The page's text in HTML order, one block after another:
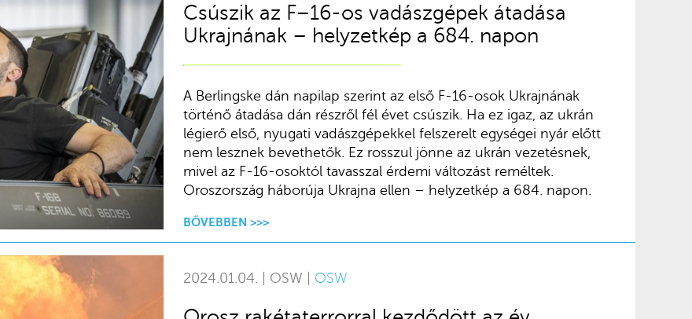
Csúszik az F–16-os vadászgépek átadása
Ukrajnának – helyzetkép a 684. napon
A Berlingske dán napilap szerint az első F-16-osok Ukrajnának
történő átadása dán részről fél évet csúszik. Ha ez igaz, az ukrán
légierő első, nyugati vadászgépekkel felszerelt egységei nyár előtt
nem lesznek bevethetők. Ez rosszul jönne az ukrán vezetésnek,
mivel az F-16-osoktól tavasszal érdemi változást reméltek.
Oroszország háborúja Ukrajna ellen – helyzetkép a 684. napon.
BŐVEBBEN >>>
2024.01.04. | OSW | OSW